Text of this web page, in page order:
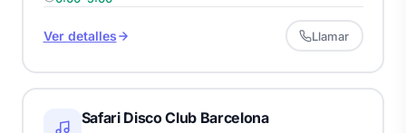
Ver detalles Llamar
Safari Disco Club Barcelona